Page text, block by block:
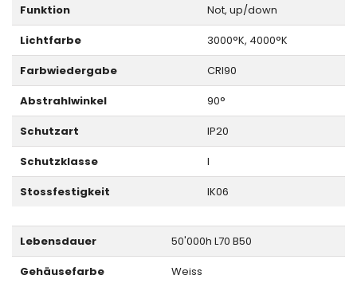
Funktion
Not, up/down
Lichtfarbe
3000°K, 4000°K
Farbwiedergabe
CRI90
Abstrahlwinkel
90°
Schutzart
IP20
Schutzklasse
I
Stossfestigkeit
IK06
Lebensdauer
50'000h L70 B50
Gehäusefarbe
Weiss